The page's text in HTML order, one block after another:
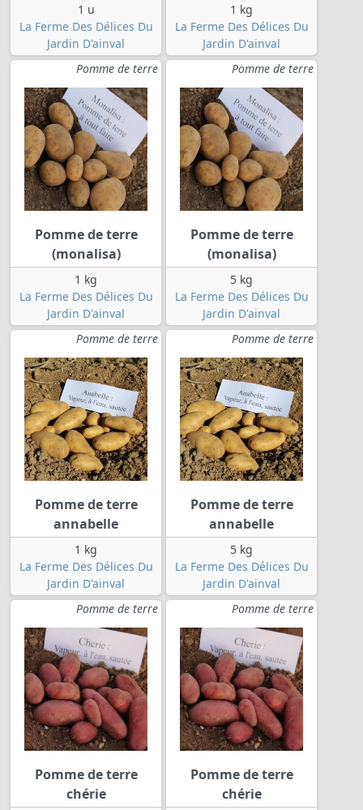
1 u
La Ferme Des Délices Du
Jardin D'ainval
1 kg
La Ferme Des Délices Du
Jardin D'ainval
Pomme de terre
Pomme de terre
(monalisa)
1 kg
La Ferme Des Délices Du
Jardin D'ainval
Pomme de terre
Pomme de terre
(monalisa)
5 kg
La Ferme Des Délices Du
Jardin D'ainval
Pomme de terre
Pomme de terre
annabelle
1 kg
La Ferme Des Délices Du
Jardin D'ainval
Pomme de terre
Pomme de terre
annabelle
5 kg
La Ferme Des Délices Du
Jardin D'ainval
Pomme de terre
Pomme de terre
chérie
Pomme de terre
Pomme de terre
chérie